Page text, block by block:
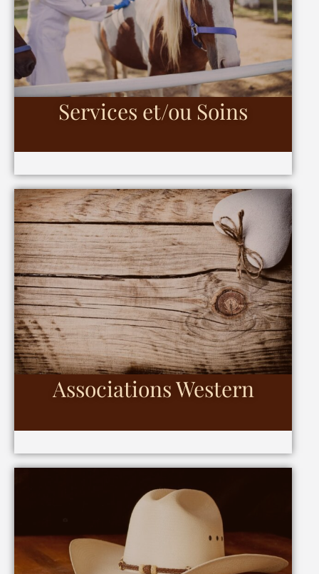
Services et/ou Soins
Associations Western